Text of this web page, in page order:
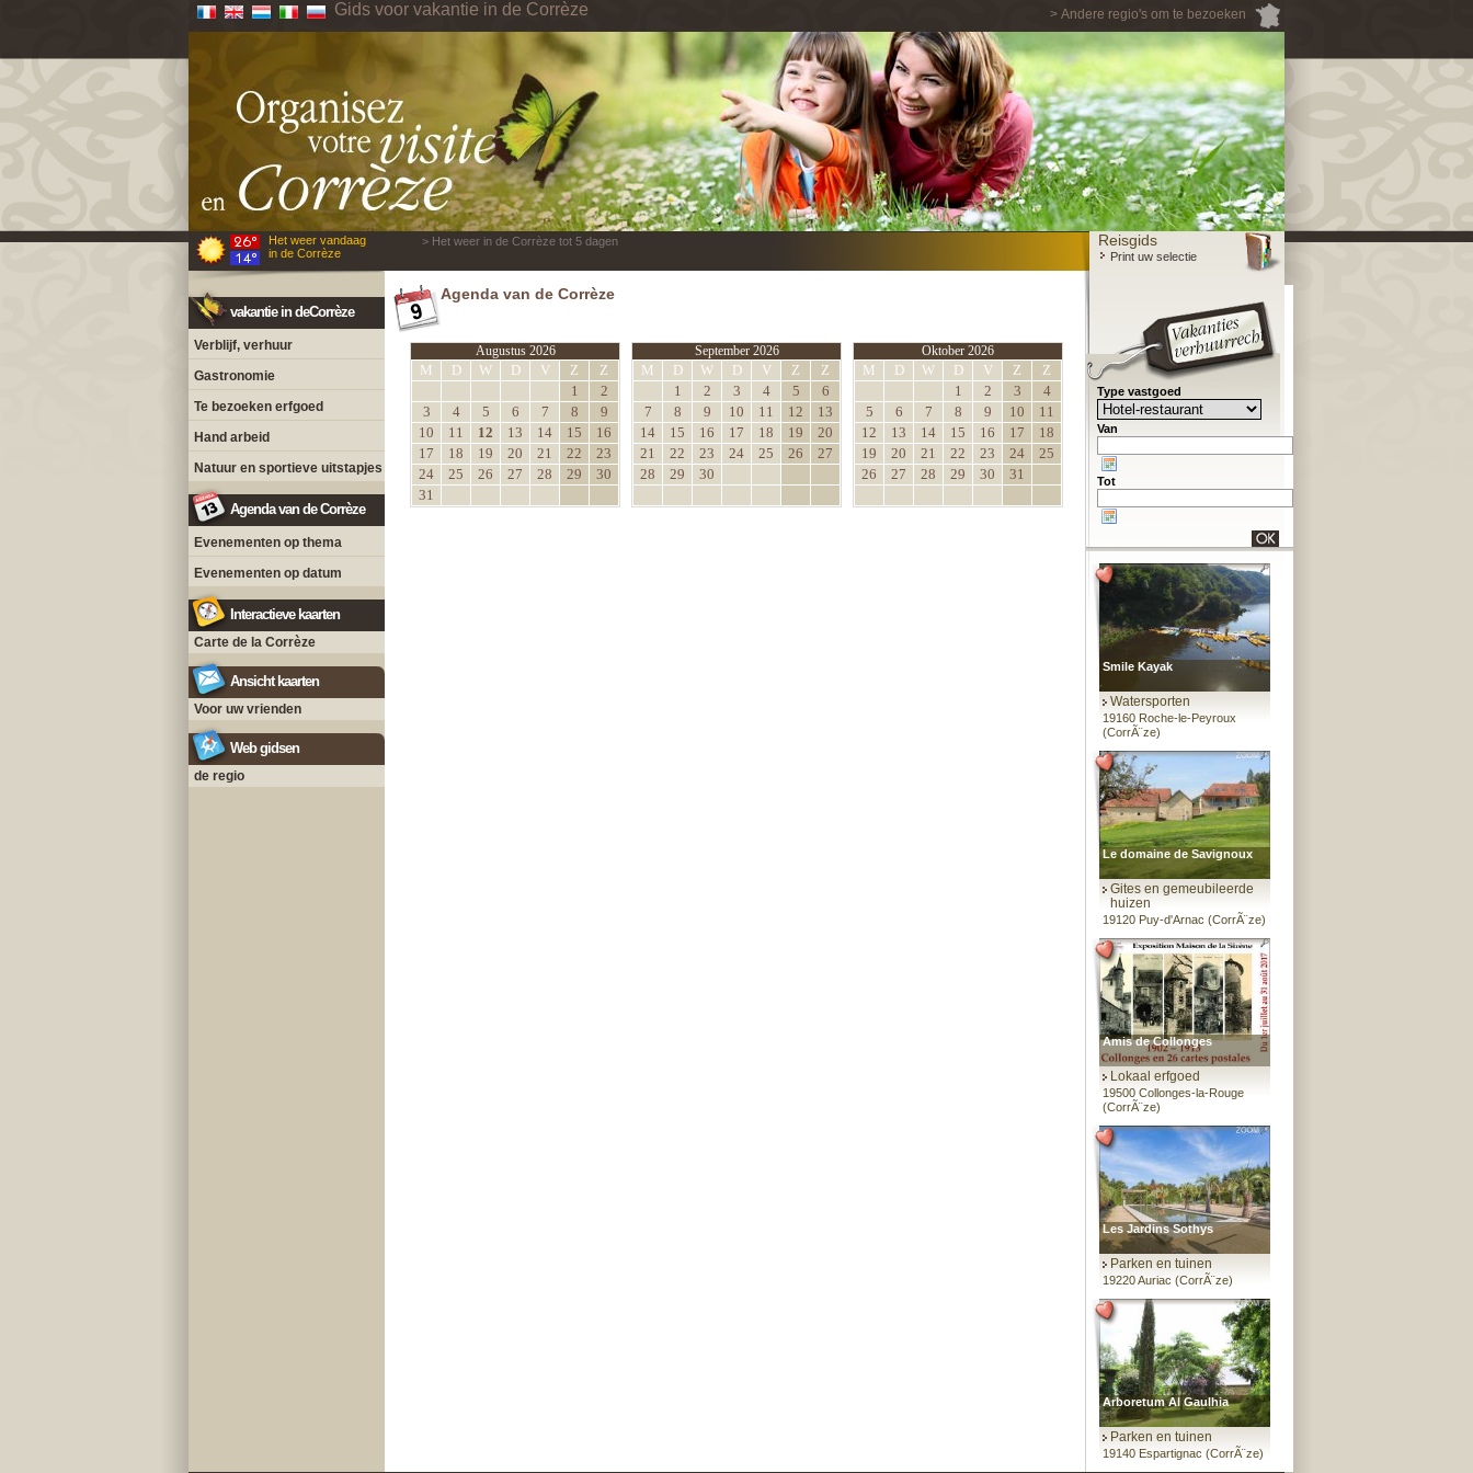
> Andere regio's om te bezoeken
Gids voor vakantie in de Corrèze
Het weer vandaag
in de Corrèze
> Het weer in de Corrèze tot 5 dagen Reisgids
Print uw selectie
vakantie in deCorrèze
Verblijf, verhuur
Gastronomie
Te bezoeken erfgoed
Hand arbeid
Natuur en sportieve uitstapjes
Agenda van de Corrèze
Evenementen op thema
Evenementen op datum
Interactieve kaarten
Carte de la Corrèze
Ansicht kaarten
Voor uw vrienden
Web gidsen
de regio
Agenda van de Corrèze
Augustus 2026
M D W D V Z
Z
1
2
3
4 5 6 7 8
9
10
11 12 13 14 15
16
17
18 19 20 21 22
23
24
25 26 27 28 29
30
31
September 2026
M D W D V Z
Z
1
2 3 4 5
6
7
8 9 10 11 12
13
14
15 16 17 18 19
20
21
22 23 24 25 26
27
28
29 30
Oktober 2026
M D W D V Z
Z
1
2 3
4
5
6 7 8 9 10
11
12
13 14 15 16 17
18
19
20 21 22 23 24
25
26
27 28 29 30 31
Type vastgoed
Van
Tot
Smile Kayak
Watersporten
19160 Roche-le-Peyroux
(CorrÃ¨ze)
Le domaine de Savignoux
Gites en gemeubileerde
huizen
19120 Puy-d'Arnac (CorrÃ¨ze)
Amis de Collonges
Lokaal erfgoed
19500 Collonges-la-Rouge
(CorrÃ¨ze)
Les Jardins Sothys
Parken en tuinen
19220 Auriac (CorrÃ¨ze)
Arboretum Al Gaulhia
Parken en tuinen
19140 Espartignac (CorrÃ¨ze)